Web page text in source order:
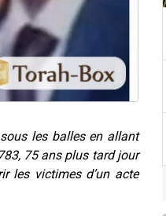
les balles en allant
75 ans plus tard jour
les victimes d’un acte